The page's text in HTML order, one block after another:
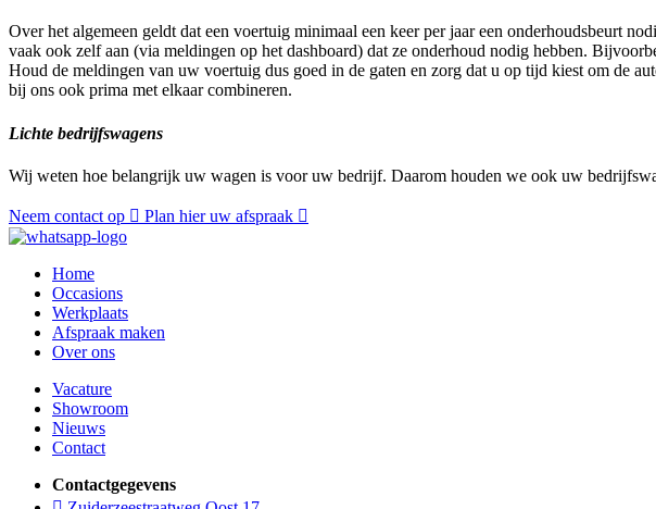
Over het algemeen geldt dat een voertuig minimaal een keer per jaar een onderhoudsbeurt
vaak ook zelf aan (via meldingen op het dashboard) dat ze onderhoud nodig hebben.
Houd de meldingen van uw voertuig dus goed in de gaten en zorg dat u op tijd kiest om de
bij ons ook prima met elkaar combineren.
Lichte bedrijfswagens
Wij weten hoe belangrijk uw wagen is voor uw bedrijf. Daarom houden we ook uw
Neem contact op Plan hier uw afspraak
Home
Occasions
Werkplaats
Afspraak maken
Over ons
Vacature
Showroom
Nieuws
Contact
Contactgegevens